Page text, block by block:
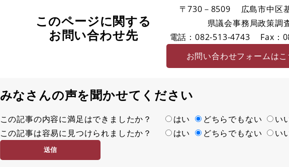
このページに関する
お問い合わせ先
〒730－8509
広島市中区
県議会事務局政策調
電話：082-513-4743
Fax：
お問い合わせフォームは
みなさんの声を聞かせてください
満
足
この記事の内容に満足はできましたか？ はい どちらでもない
い
容
度
この記事は容易に見つけられましたか？ はい どちらでもない い